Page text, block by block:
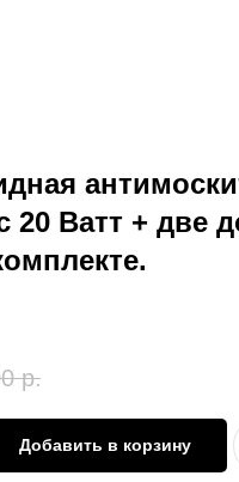
Ватт + две
р.
Добавить в корзину